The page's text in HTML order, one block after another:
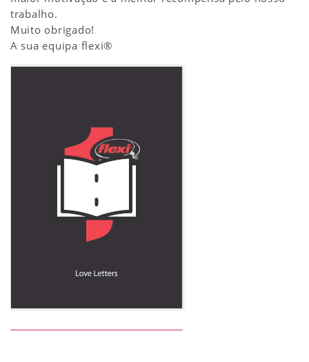
trabalho.
Muito obrigado!
A sua equipa flexi®